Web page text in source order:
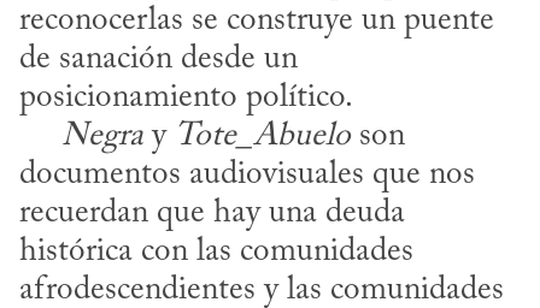
reconocerlas se construye un puente
de sanación desde un
posicionamiento político.
Negra y Tote_Abuelo son
documentos audiovisuales que nos
recuerdan que hay una deuda
histórica con las comunidades
afrodescendientes y las comunidades